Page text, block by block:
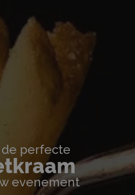
perfecte
evenement